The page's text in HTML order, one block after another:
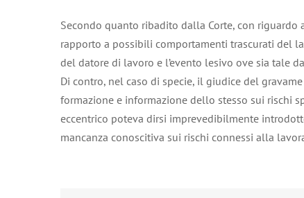
Secondo quanto ribadito dalla Corte, con riguardo
rapporto a possibili comportamenti trascurati del
del datore di lavoro e l’evento lesivo ove sia tale
Di contro, nel caso di specie, il giudice del
formazione e informazione dello stesso sui rischi
eccentrico poteva dirsi imprevedibilmente
mancanza conoscitiva sui rischi connessi alla